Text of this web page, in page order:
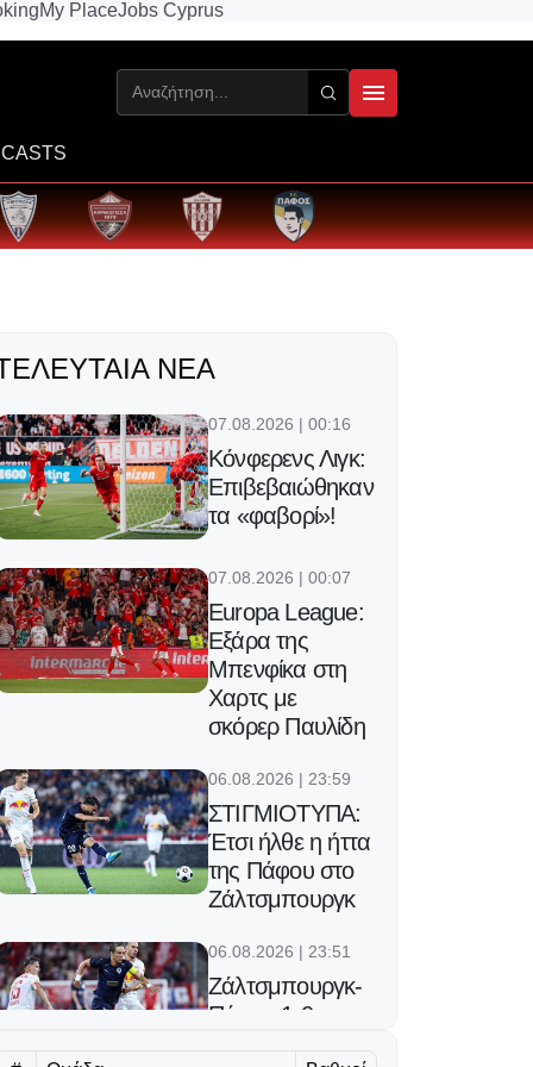
My PlaceJobs Cyprus
ΝΈΑ
07.08.2026 | 00:16
Κόνφερενς Λιγκ:
Επιβεβαιώθηκαν
τα «φαβορί»!
07.08.2026 | 00:07
Europa League:
Εξάρα της
Μπενφίκα στη
Χαρτς με
σκόρερ Παυλίδη
06.08.2026 | 23:59
ΣΤΙΓΜΙΟΤΥΠΑ:
Έτσι ήλθε η ήττα
της Πάφου στο
Ζάλτσμπουργκ
06.08.2026 | 23:51
Ζάλτσμπουργκ-
Πάφος 1-0: